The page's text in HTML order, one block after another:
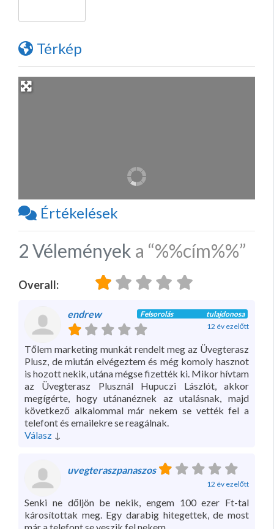
Térkép
Értékelések
2 Vélemények a “%%cím%%”
Overall:
endrew
Felsorolás tulajdonosa
12 év ezelőtt
Tőlem marketing munkát rendelt meg az Üvegterasz
Plusz, de miután elvégeztem és még komoly hasznot
is hozott nekik, utána mégse fizették ki. Mikor hívtam
az Üvegterasz Plusznál Hupuczi Lászlót, akkor
megígérte, hogy utánanéznek az utalásnak, majd
következő alkalommal már nekem se vették fel a
telefont és emailekre se reagálnak.
Válasz ↓
uvegteraszpanaszos
12 év ezelőtt
Senki ne dőljön be nekik, engem 100 ezer Ft-tal
károsítottak meg. Egy darabig hitegettek, de most